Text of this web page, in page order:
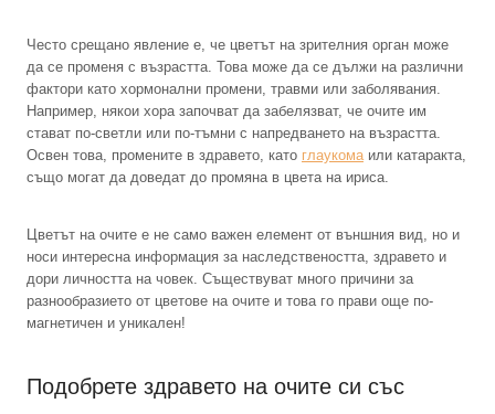
Често срещано явление е, че цветът на зрителния орган може
да се променя с възрастта. Това може да се дължи на различни
фактори като хормонални промени, травми или заболявания.
Например, някои хора започват да забелязват, че очите им
стават по-светли или по-тъмни с напредването на възрастта.
Освен това, промените в здравето, като глаукома или катаракта,
също могат да доведат до промяна в цвета на ириса.
Цветът на очите е не само важен елемент от външния вид, но и
носи интересна информация за наследствеността, здравето и
дори личността на човек. Съществуват много причини за
разнообразието от цветове на очите и това го прави още по-
магнетичен и уникален!
Подобрете здравето на очите си със